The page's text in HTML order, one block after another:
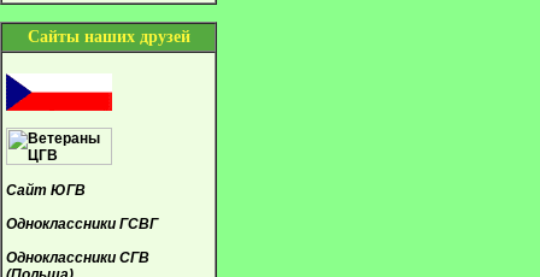
Сайты наших друзей
Сайт ЮГВ
Одноклассники ГСВГ
Одноклассники СГВ